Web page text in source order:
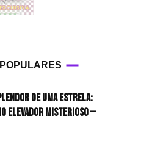
de uma estrela:
elevador misterioso —